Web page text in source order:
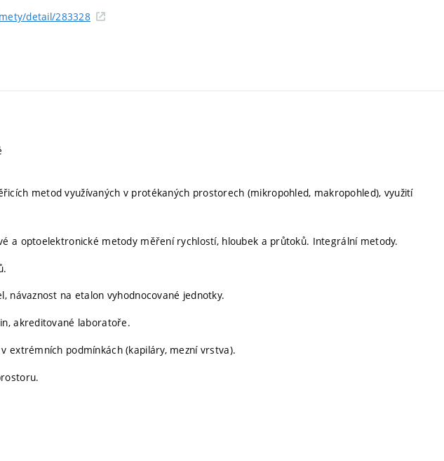
detail/283328
metod využívaných v protékaných prostorech (mikropohled, makropohled), využití
a optoelektronické metody měření rychlostí, hloubek a průtoků. Integrální metody.
návaznost na etalon vyhodnocované jednotky.
akreditované laboratoře.
extrémních podmínkách (kapiláry, mezní vrstva).